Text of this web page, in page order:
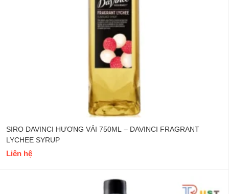
SIRO DAVINCI HƯƠNG VẢI 750ML – DAVINCI FRAGRANT
LYCHEE SYRUP
Liên hệ